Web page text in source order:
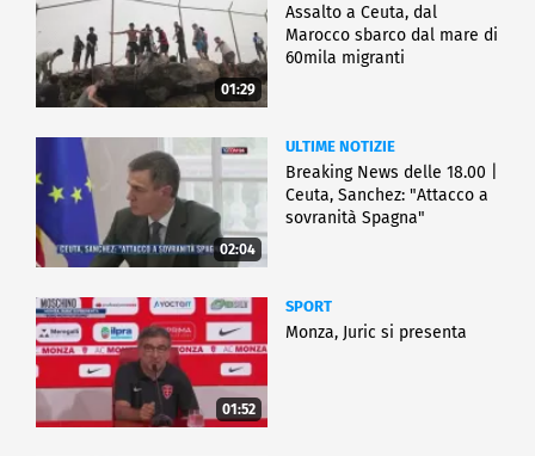
01:29
Assalto a Ceuta, dal
Marocco sbarco dal mare di
60mila migranti
02:04
ULTIME NOTIZIE
Breaking News delle 18.00 |
Ceuta, Sanchez: "Attacco a
sovranità Spagna"
01:52
SPORT
Monza, Juric si presenta